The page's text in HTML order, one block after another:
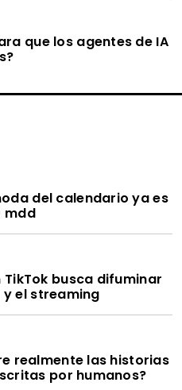
que los agentes de IA
del calendario ya es
mdd
TikTok busca difuminar
el streaming
realmente las historias
por humanos?